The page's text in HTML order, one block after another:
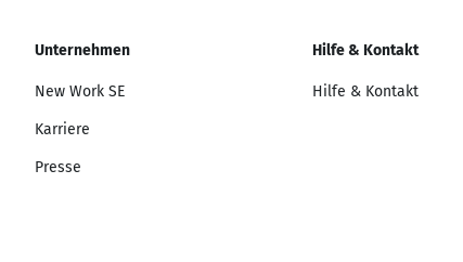
Unternehmen
New Work SE
Karriere
Presse
Hilfe & Kontakt
Hilfe & Kontakt